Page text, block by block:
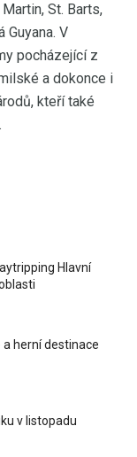
St. Barts,
Guyana. V
pocházející z
a dokonce i
kteří také
Hlavní
a herní destinace
v listopadu